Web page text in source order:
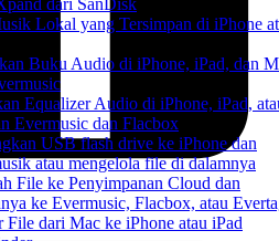
dari SanDisk
Lokal yang Tersimpan di iPhone
Buku Audio di iPhone, iPad, dan
Equalizer Audio di iPhone, iPad,
Evermusic dan Flacbox
USB flash drive ke iPhone dan
atau mengelola file di dalamnya
File ke Penyimpanan Cloud dan
ke Evermusic, Flacbox, atau
File dari Mac ke iPhone atau iPad